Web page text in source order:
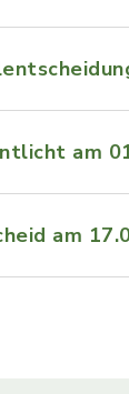
am
am